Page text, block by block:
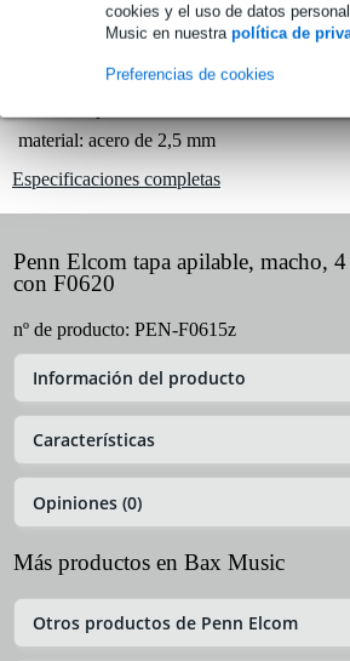
cookies y el uso de datos
Music en nuestra política de
Preferencias de cookies
Información del producto
tapa apilable
material: acero de 2,5 mm
Especificaciones completas
Penn Elcom tapa apilable, macho, 4
con F0620
nº de producto: PEN-F0615z
Información del producto
Características
Opiniones (0)
Más productos en Bax Music
Otros productos de Penn Elcom